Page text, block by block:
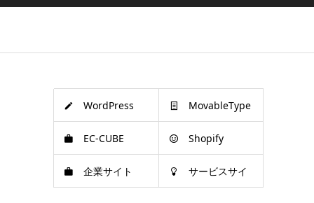
WordPress MovableType
EC-CUBE Shopify
企業サイト サービスサイ